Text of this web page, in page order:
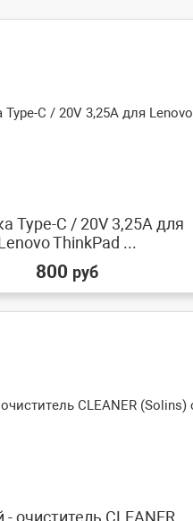
Type-C / 20V 3,25A для
ThinkPad ...
800 руб
- очиститель CLEANER